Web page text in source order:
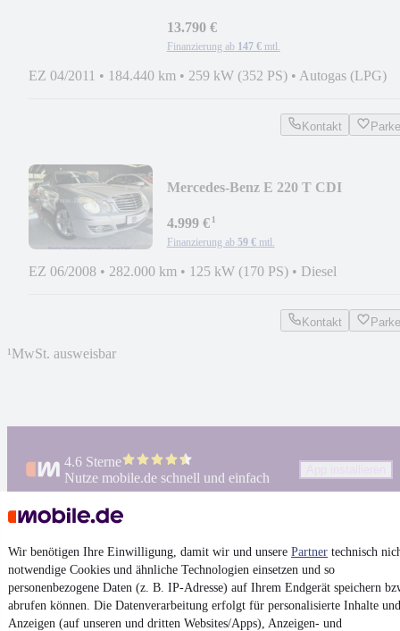
Wir benötigen Ihre Einwilligung, damit wir und unsere Partner technisch
notwendige Cookies und ähnliche Technologien einsetzen und so
personenbezogene Daten (z. B. IP-Adresse) auf Ihrem Endgerät speichern
abrufen können. Die Datenverarbeitung erfolgt für personalisierte Inhalte und
Anzeigen (auf unseren und dritten Websites/Apps), Anzeigen- und
13.790 €
Finanzierung ab 147 € mtl.
EZ 04/2011 • 184.440 km • 259 kW (352 PS) • Autogas (LPG)
Kontakt
Mercedes-Benz E 220 T CDI
4.999 €¹
Finanzierung ab 59 € mtl.
EZ 06/2008 • 282.000 km • 125 kW (170 PS) • Diesel
Kontakt
¹MwSt. ausweisbar
4.6 Sterne
Nutze mobile.de schnell und einfach
AGB
Vertrag widerrufen
Datenschutz